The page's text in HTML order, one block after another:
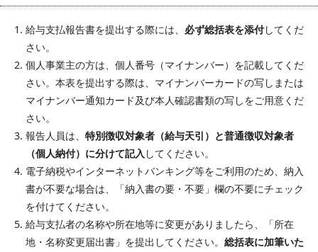
給与支払報告書を提出する際には、 必ず総括表を添付してくだ
さい。
個人事業主の方は、個人番号（マイナンバー）を記載してくだ
さい。本表を提出する際は、マイナンバーカードの写しまたは
マイナンバー通知カード及び本人確認書類の写しをご用意くだ
さい。
報告人員は、特別徴収対象者（給与天引）と普通徴収対象者
（個人納付）に分けて記入 してください。
電子納税やインターネットバンキング等をご利用のため、納入
書が不要な場合は、「納入書の要・不要」欄の不要にチェック
を付けてください。
給与支払者の名称や所在地等に変更がありましたら、「所在
地・名称変更届出書」を提出してください。総括表に加筆いた